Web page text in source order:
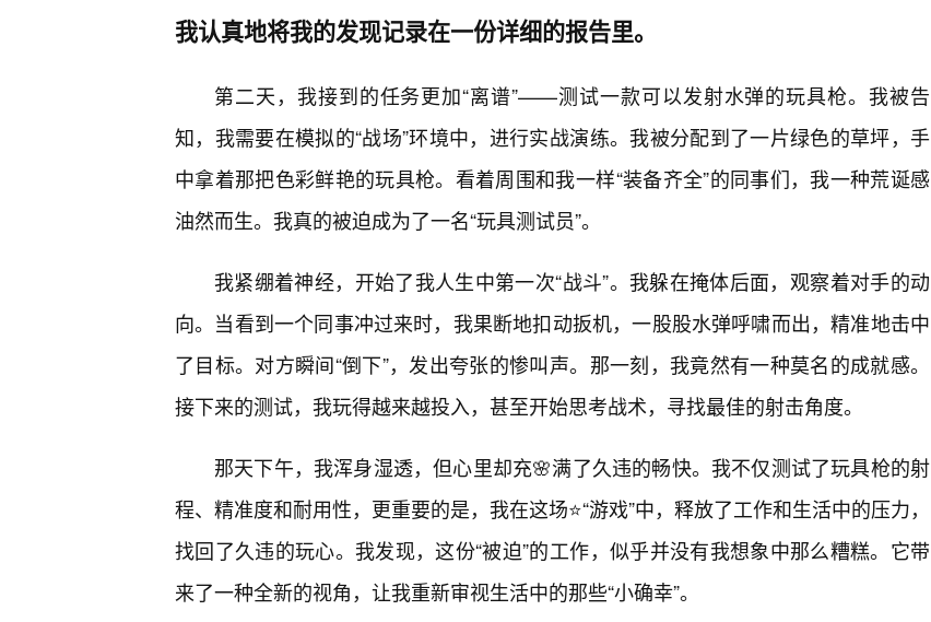
我认真地将我的发现记录在一份详细的报告里。
第二天，我接到的任务更加“离谱”——测试一款可以发射水弹的玩具枪。我被告
知，我需要在模拟的“战场”环境中，进行实战演练。我被分配到了一片绿色的草坪，手
中拿着那把色彩鲜艳的玩具枪。看着周围和我一样“装备齐全”的同事们，我一种荒诞感
油然而生。我真的被迫成为了一名“玩具测试员”。
我紧绷着神经，开始了我人生中第一次“战斗”。我躲在掩体后面，观察着对手的动
向。当看到一个同事冲过来时，我果断地扣动扳机，一股股水弹呼啸而出，精准地击中
了目标。对方瞬间“倒下”，发出夸张的惨叫声。那一刻，我竟然有一种莫名的成就感。
接下来的测试，我玩得越来越投入，甚至开始思考战术，寻找最佳的射击角度。
那天下午，我浑身湿透，但心里却充🌸满了久违的畅快。我不仅测试了玩具枪的射
程、精准度和耐用性，更重要的是，我在这场⭐“游戏”中，释放了工作和生活中的压力，
找回了久违的玩心。我发现，这份“被迫”的工作，似乎并没有我想象中那么糟糕。它带
来了一种全新的视角，让我重新审视生活中的那些“小确幸”。